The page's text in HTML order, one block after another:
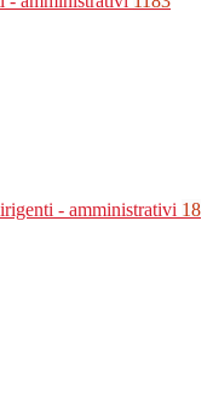
- amministrativi 18